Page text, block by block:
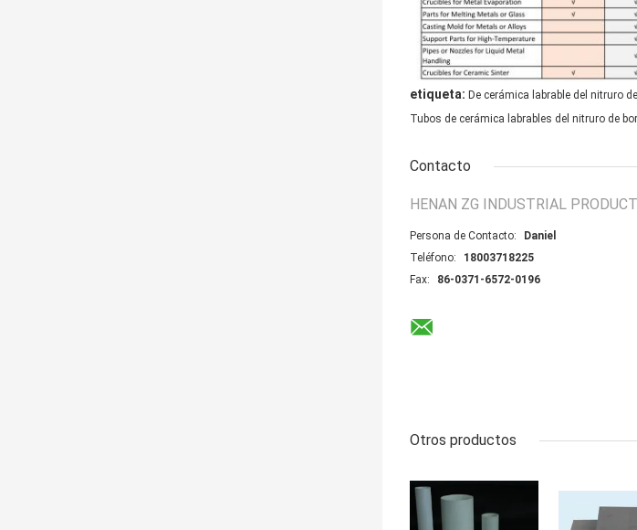
etiqueta: De cerámica labrable del nitruro
Tubos de cerámica labrables del nitruro de
Contacto
HENAN ZG INDUSTRIAL
Persona de Contacto:
Daniel
Teléfono:
18003718225
Fax:
86-0371-6572-0196
Otros productos